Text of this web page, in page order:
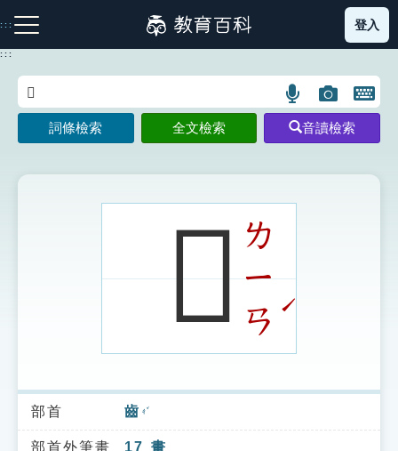
到
主
:::
注音索引圖示 筆畫索引圖示 部首索引表圖示
索引選單
知識索引
登入
:::
語
言
搜
示
圖
片
搜
開
鍵
圖
詞條檢索 全文檢索 音讀檢索
𪚄ㄌ
ㄧ
ㄢ
ˊ
部首 齒 ㄔˇ
部首外筆畫 17 畫